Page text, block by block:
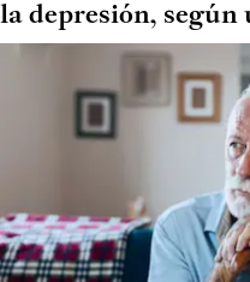
la depresión, según